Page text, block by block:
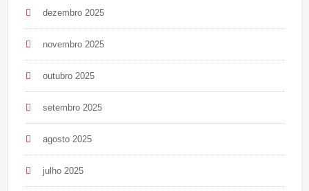
dezembro 2025
novembro 2025
outubro 2025
setembro 2025
agosto 2025
julho 2025